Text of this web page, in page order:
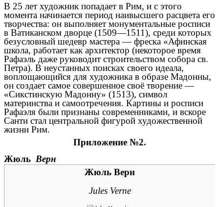
В 25 лет художник попадает в Рим, и с этого
момента начинается период наивысшего расцвета его
творчества: он выполняет монументальные росписи
в Ватиканском дворце (1509—1511), среди которых
безусловный шедевр мастера — фреска «Афинская
школа, работает как архитектор (некоторое время
Рафаэль даже руководит строительством собора св.
Петра). В неустанных поисках своего идеала,
воплощающийся для художника в образе Мадонны,
он создает самое совершенное своё творение —
«Сикстинскую Мадонну» (1513), символ
материнства и самоотречения. Картины и росписи
Рафаэля были признаны современниками, и вскоре
Санти стал центральной фигурой художественной
жизни Рим.
Приложение №2.
Жюль Верн
Жюль Верн
Jules Verne